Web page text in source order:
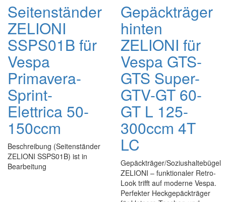
Seitenständer
ZELIONI
SSPS01B für
Vespa
Primavera-
Sprint-
Elettrica 50-
150ccm
Beschreibung (Seitenständer
ZELIONI SSPS01B) ist in
Bearbeitung
Gepäckträger
hinten
ZELIONI für
Vespa GTS-
GTS Super-
GTV-GT 60-
GT L 125-
300ccm 4T
LC
Gepäckträger/Soziushaltebügel
ZELIONI – funktionaler Retro-
Look trifft auf moderne Vespa.
Perfekter Heckgepäckträger